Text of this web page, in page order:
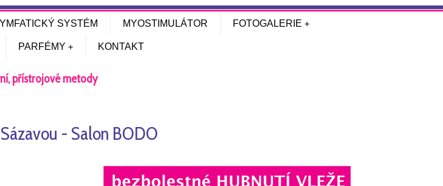
SYSTÉM MYOSTIMULÁTOR FOTOGALERIE
PARFÉMY KONTAKT
přístrojové metody
- Salon BODO